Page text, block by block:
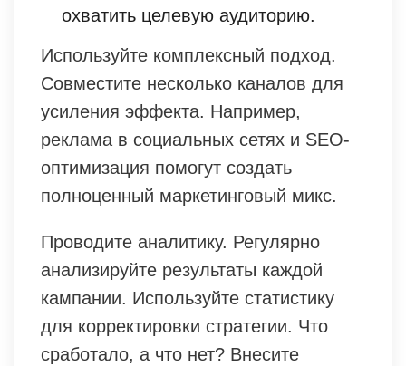
охватить целевую аудиторию.
Используйте комплексный подход.
Совместите несколько каналов для
усиления эффекта. Например,
реклама в социальных сетях и SEO-
оптимизация помогут создать
полноценный маркетинговый микс.
Проводите аналитику. Регулярно
анализируйте результаты каждой
кампании. Используйте статистику
для корректировки стратегии. Что
сработало, а что нет? Внесите